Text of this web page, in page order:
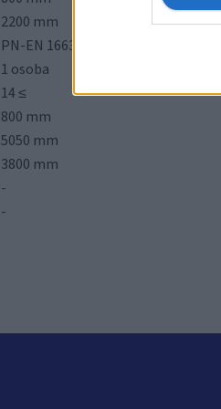
2200 mm
PN-EN 16630:2015-06
1 osoba
14 ≤
800 mm
5050 mm
3800 mm
-
-